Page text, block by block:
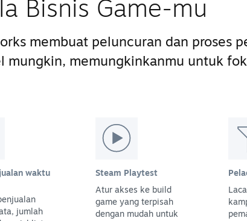
Bisnis Game-mu
membuat peluncuran dan proses
mungkin, memungkinkanmu untuk
waktu
jumlah
Steam Playtest
Atur akses ke build
game yang terpisah
dengan mudah untuk